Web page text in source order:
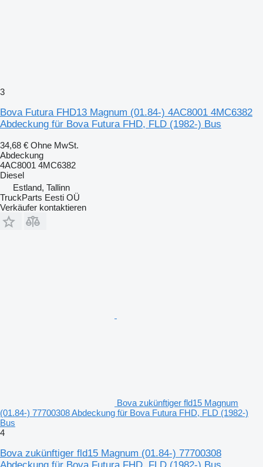
3
Bova Futura FHD13 Magnum (01.84-) 4AC8001 4MC6382
Abdeckung für Bova Futura FHD, FLD (1982-) Bus
34,68 € Ohne MwSt.
Abdeckung
4AC8001 4MC6382
Diesel
Estland, Tallinn
TruckParts Eesti OÜ
Verkäufer kontaktieren
Bova zukünftiger fld15 Magnum
(01.84-) 77700308 Abdeckung für Bova Futura FHD, FLD (1982-)
Bus
4
Bova zukünftiger fld15 Magnum (01.84-) 77700308